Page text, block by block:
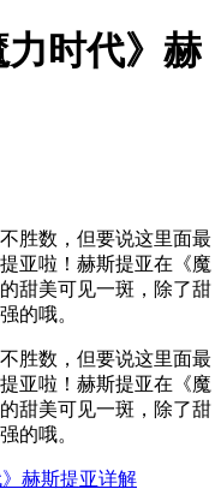
时代》赫
胜数，但要说这里面最
亚啦！赫斯提亚在《魔
甜美可见一斑，除了甜
的哦。
胜数，但要说这里面最
亚啦！赫斯提亚在《魔
甜美可见一斑，除了甜
的哦。